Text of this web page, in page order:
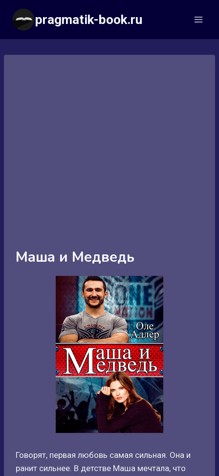
Перейти
содержимому
pragmatik-book.ru
Маша и Медведь
Говорят, первая любовь самая сильная. Она и
ранит сильнее. В детстве Маша мечтала, что